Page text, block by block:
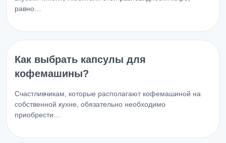
равно…
Как выбрать капсулы для
кофемашины?
Счастливчикам, которые располагают кофемашиной на
собственной кухне, обязательно необходимо
приобрести…